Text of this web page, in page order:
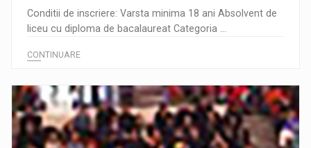
Conditii de inscriere: Varsta minima 18 ani Absolvent de
liceu cu diploma de bacalaureat Categoria ...
CONTINUARE